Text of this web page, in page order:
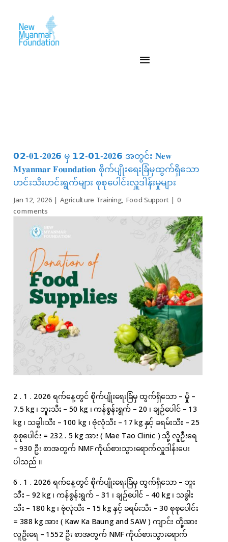
𝟬𝟮-𝟎𝟭-𝟐𝟎𝟐𝟲 မှ 𝟭𝟮-𝟬𝟭-𝟐𝟎𝟐𝟲 အတွင်း 𝐍𝐞𝐰
𝐌𝐲𝐚𝐧𝐦𝐚𝐫 𝐅𝐨𝐮𝐧𝐝𝐚𝐭𝐢𝐨𝐧 စိုက်ပျိုးရေးခြံမှထွက်ရှိသော
ဟင်းသီးဟင်းရွက်များ စုစုပေါင်းလှူဒါန်းမှုများ
Jan 12, 2026 | Agriculture Training, Food Support | 0
comments
2 . 1 . 2026 ရက်နေ့တွင် စိုက်ပျိုးရေးခြံမှ ထွက်ရှိသော – မှို –
7.5 kg ၊ ဘူးသီး – 50 kg ၊ ကန်စွန်းရွက် – 20 ၊ ချဉ်ပေါင် – 13
kg ၊ သခွါးသီး – 100 kg ၊ ဗုံလုံသီး – 17 kg နှင့် ခရမ်းသီး – 25
စုစုပေါင်း = 232 . 5 kg အား ( Mae Tao Clinic ) သို့ လူဦးရေ
– 930 ဦး စာအတွက် NMF ကိုယ်စားသွားရောက်လှူဒါန်းပေး
ပါသည် ။
6 . 1 . 2026 ရက်နေ့တွင် စိုက်ပျိုးရေးခြံမှ ထွက်ရှိသော – ဘူး
သီး – 92 kg ၊ ကန်စွန်းရွက် – 31 ၊ ချဉ်ပေါင် – 40 kg ၊ သခွါး
သီး – 180 kg ၊ ဗုံလုံသီး – 15 kg နှင့် ခရမ်းသီး – 30 စုစုပေါင်း
= 388 kg အား ( Kaw Ka Baung and SAW ) ကျာင်း တို့အား
လူဦးရေ – 1552 ဦး စာအတွက် NMF ကိုယ်စားသွားရောက်